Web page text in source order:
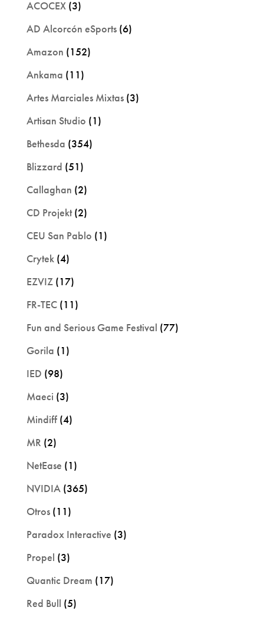
ACOCEX(3)
AD Alcorcón eSports(6)
Amazon (152)
Ankama (11)
Artes Marciales Mixtas(3)
Artisan Studio (1)
Bethesda (354)
Blizzard (51)
Callaghan (2)
CD Projekt(2)
CEU San Pablo (1)
Crytek(4)
EZVIZ(17)
FR-TEC(11)
Fun and Serious Game Festival (77)
Gorila (1)
IED (98)
Maeci (3)
Mindiff(4)
MR (2)
NetEase (1)
NVIDIA(365)
Otros(11)
Paradox Interactive (3)
Propel (3)
Quantic Dream (17)
Red Bull (5)